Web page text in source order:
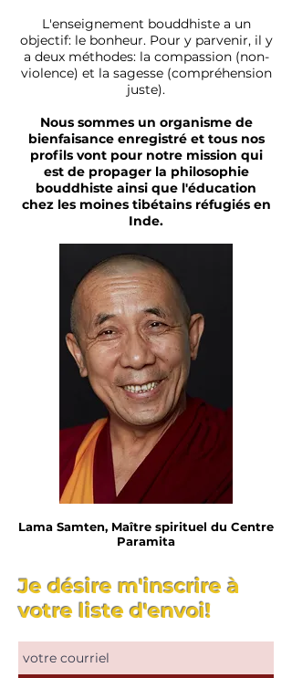
L'enseignement bouddhiste a un
objectif: le bonheur. Pour y parvenir, il y
a deux méthodes: la compassion (non-
violence) et la sagesse (compréhension
juste).
Nous sommes un organisme de
bienfaisance enregistré et tous nos
profils vont pour notre mission qui
est de propager la philosophie
bouddhiste ainsi que l'éducation
chez les moines tibétains réfugiés en
Inde.
Lama Samten, Maître spirituel du Centre
Paramita
Je désire m'inscrire à
votre liste d'envoi!